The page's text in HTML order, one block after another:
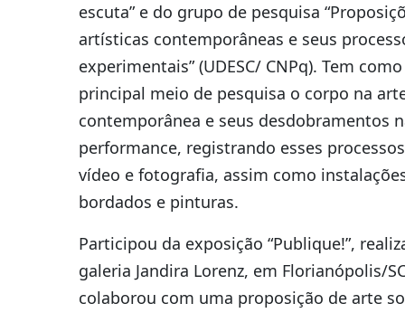
escuta” e do grupo de pesquisa
artísticas contemporâneas e seus
experimentais” (UDESC/ CNPq). Tem como
principal meio de pesquisa o corpo na
contemporânea e seus desdobramentos
performance, registrando esses
vídeo e fotografia, assim como
bordados e pinturas.
Participou da exposição “Publique!”,
galeria Jandira Lorenz, em Florianópolis/
colaborou com uma proposição de arte